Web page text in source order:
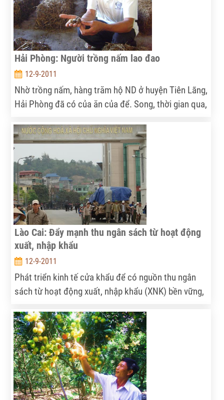
Hải Phòng: Người trồng nấm lao đao
12-9-2011
Nhờ trồng nấm, hàng trăm hộ ND ở huyện Tiên Lãng,
Hải Phòng đã có của ăn của để. Song, thời gian qua,
thấp, thậm chí mất trắng khiến nhiều hộ lao đao.
Lào Cai: Đẩy mạnh thu ngân sách từ hoạt động
xuất, nhập khẩu
12-9-2011
Phát triển kinh tế cửa khẩu để có nguồn thu ngân
sách từ hoạt động xuất, nhập khẩu (XNK) bền vững,
thực hiện thắng lợi các mục tiêu phát triển kinh tế -
xã hội trên địa bàn tỉnh Lào Cai.